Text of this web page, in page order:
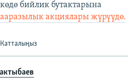
бийлик бутактарына
акциялары жүрүүдө.
Катталыңыз